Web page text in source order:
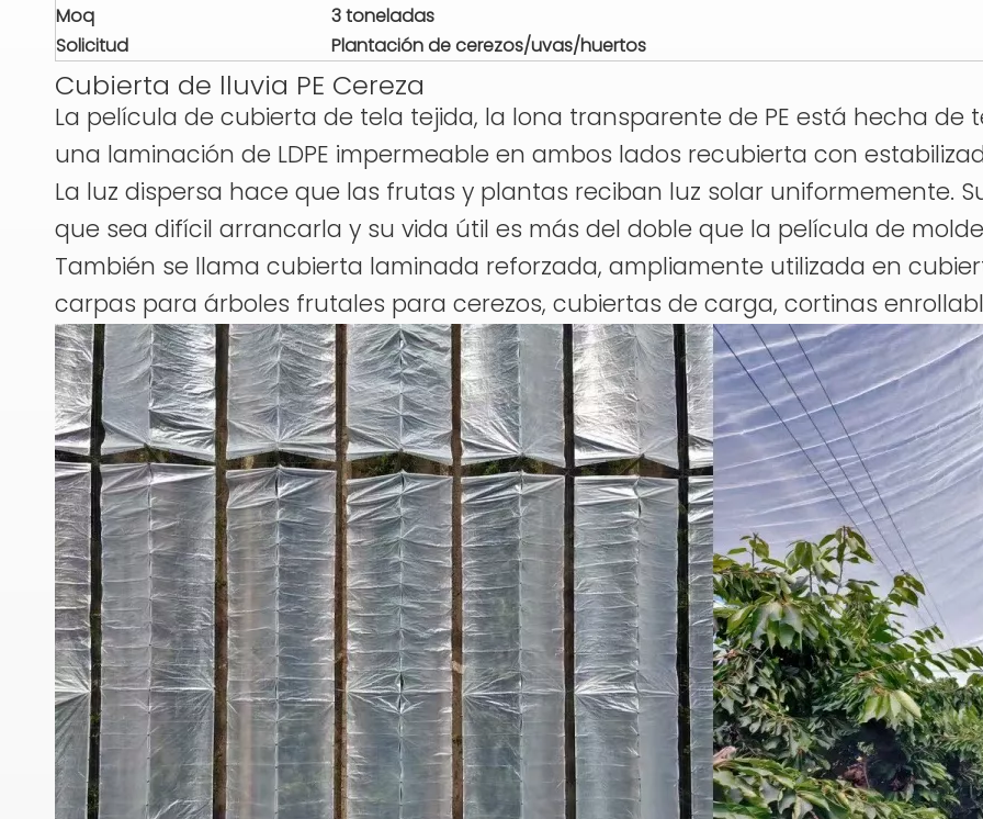
Moq
3 toneladas
Solicitud
Plantación de cerezos/uvas/huertos
Cubierta de lluvia PE Cereza
La película de cubierta de tela tejida, la lona transparente de PE está hecha de
una laminación de LDPE impermeable en ambos lados recubierta con
La luz dispersa hace que las frutas y plantas reciban luz solar uniformemente.
que sea difícil arrancarla y su vida útil es más del doble que la película de
También se llama cubierta laminada reforzada, ampliamente utilizada en
carpas para árboles frutales para cerezos, cubiertas de carga, cortinas